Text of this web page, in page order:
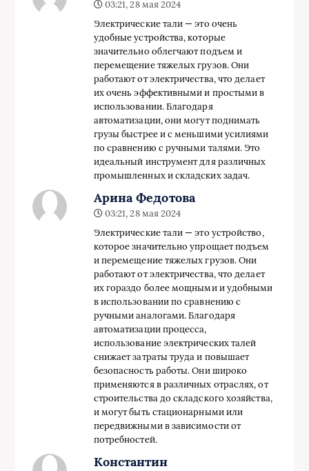
03:21, 28 мая 2024
Электрические тали — это очень
удобные устройства, которые
значительно облегчают подъем и
перемещение тяжелых грузов. Они
работают от электричества, что делает
их очень эффективными и простыми в
использовании. Благодаря
автоматизации, они могут поднимать
грузы быстрее и с меньшими усилиями
по сравнению с ручными талями. Это
идеальный инструмент для различных
промышленных и складских задач.
Арина Федотова
03:21, 28 мая 2024
Электрические тали — это устройство,
которое значительно упрощает подъем
и перемещение тяжелых грузов. Они
работают от электричества, что делает
их гораздо более мощными и удобными
в использовании по сравнению с
ручными аналогами. Благодаря
автоматизации процесса,
использование электрических талей
снижает затраты труда и повышает
безопасность работы. Они широко
применяются в различных отраслях, от
строительства до складского хозяйства,
и могут быть стационарными или
передвижными в зависимости от
потребностей.
Константин